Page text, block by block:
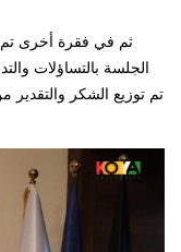
ثم في فقرة أخرى
الجلسة بالتساؤلات
تم توزيع الشكر